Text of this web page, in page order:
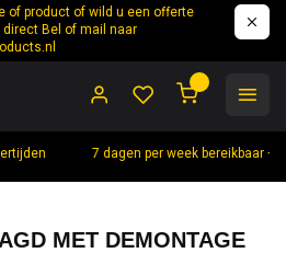
of product of wild u een offerte
Bel of mail naar
7 dagen per week bereikbaar
MET DEMONTAGE